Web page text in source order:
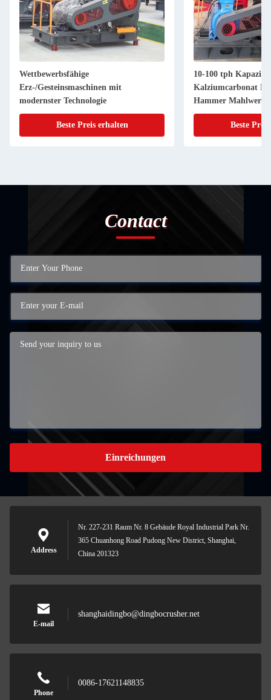
Wettbewerbsfähige
Erz-/Gesteinsmaschinen mit
modernster Technologie
Beste Preis erhalten
10-100 tph
Kalziumcarbonat
Hammer Mahlwerk
Beste
Contact
Einreichungen
Address
Nr. 227-231 Raum Nr. 8 Gebäude Royal Industrial Park Nr.
365 Chuanhong Road Pudong New District, Shanghai,
China 201323
E-mail
shanghaidingbo@dingbocrusher.net
Phone
0086-17621148835